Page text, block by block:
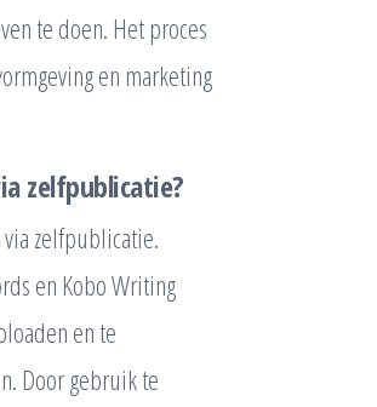
te doen. Het proces
en marketing
zelfpublicatie?
zelfpublicatie.
en Kobo Writing
en te
Door gebruik te